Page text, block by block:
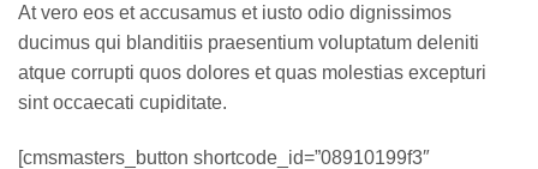
At vero eos et accusamus et iusto odio dignissimos
ducimus qui blanditiis praesentium voluptatum deleniti
atque corrupti quos dolores et quas molestias excepturi
sint occaecati cupiditate.
[cmsmasters_button shortcode_id=”08910199f3″